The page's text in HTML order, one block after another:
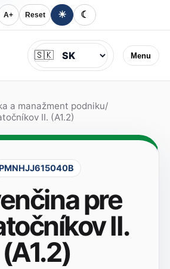
A+ Reset ☀ ☾
Menu
Jazyk
🇸🇰
a manažment podniku/
II. (A1.2)
PMNHJJ615040B
pre
II.
(A1.2)